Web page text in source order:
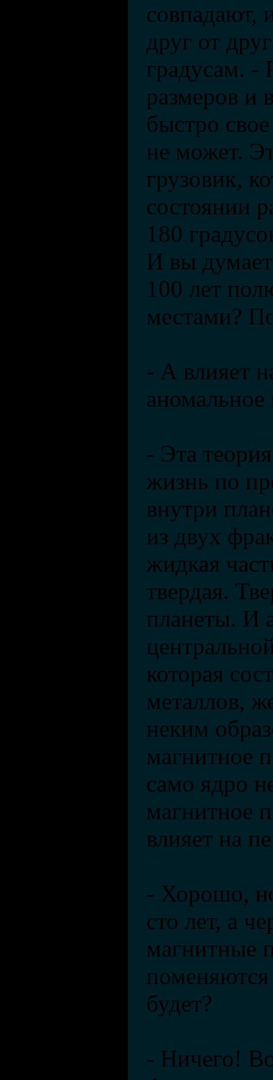
совпадают,
друг от
градусам. -
размеров и
быстро
не может.
грузовик,
состоянии
180
И вы
100 лет
местами?
- А влияет
аномальное
- Эта
жизнь по
внутри
из двух
жидкая
твердая.
планеты. И
которая
металлов,
неким
магнитное
само ядро
магнитное
влияет на
- Хорошо,
сто лет, а
магнитные
будет?
- Ничего!